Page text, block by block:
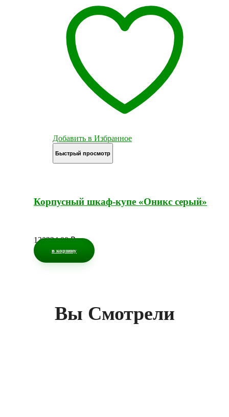
Добавить в Избранное
Быстрый просмотр
Корпусный шкаф-купе «Оникс серый»
130324,00₽
в корзину
Вы Смотрели